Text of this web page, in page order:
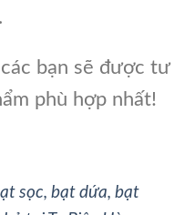
bạn sẽ được tư
phù hợp nhất!
sọc, bạt dứa, bạt